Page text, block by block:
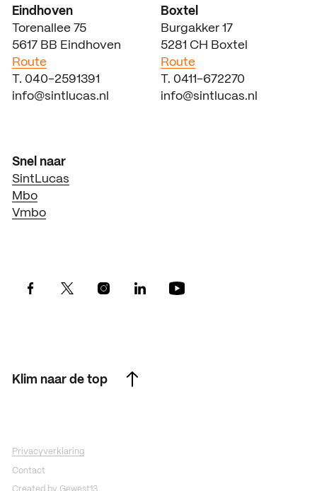
Klim naar de top
Eindhoven
Torenallee 75
5617 BB Eindhoven
Route
T. 040-2591391
info@sintlucas.nl
Boxtel
Burgakker 17
5281 CH Boxtel
Route
T. 0411-672270
info@sintlucas.nl
Snel naar
SintLucas
Mbo
Vmbo
Privacyverklaring
Contact